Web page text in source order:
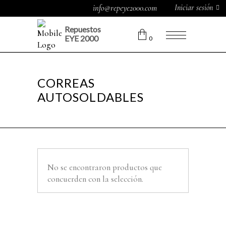
info@repeye2000.com Iniciar sesión
Repuestos
EYE 2000
0
CORREAS
AUTOSOLDABLES
No se encontraron productos que
concuerden con la selección.